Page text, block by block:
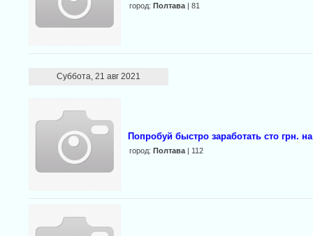
город: Полтава| 81
Суббота, 21 авг 2021
Попробуй быстро заработать сто грн.
город: Полтава| 112